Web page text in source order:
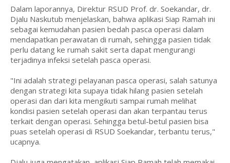
Dalam laporannya, Direktur RSUD Prof. dr. Soekandar, dr.
Djalu Naskutub menjelaskan, bahwa aplikasi Siap Ramah ini
sebagai kemudahan pasien bedah pasca operasi dalam
mendapatkan perawatan di rumah, sehingga pasien tidak
perlu datang ke rumah sakit serta dapat mengurangi
terjadinya infeksi setelah pasca operasi.
"Ini adalah strategi pelayanan pasca operasi, salah satunya
dengan strategi kita supaya tidak hilang pasien setelah
operasi dan dari kita mengikuti sampai rumah melihat
kondisi pasien setelah operasi dan akan terpantau terus
terkait dengan operasi. Sehingga betul-betul pasien bisa
puas setelah operasi di RSUD Soekandar, terbantu terus,"
ucapnya.